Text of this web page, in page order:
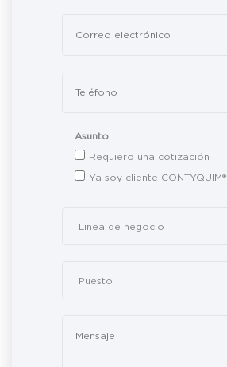
Asunto
Requiero una cotización
Ya soy cliente CONTYQUIM®